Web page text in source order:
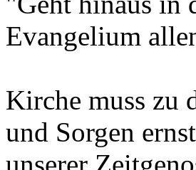
Evangelium
Kirche muss zu
und Sorgen
unserer